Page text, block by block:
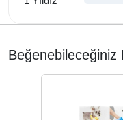
Beğenebileceğiniz